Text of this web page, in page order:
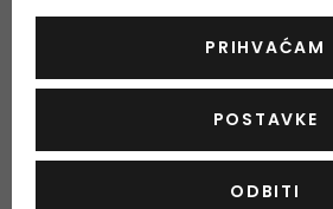
James Bond 007- parfemi koji
agenta stigli su na tržište 2012.
PRIHVAĆAM
POSTAVKE
ODBITI